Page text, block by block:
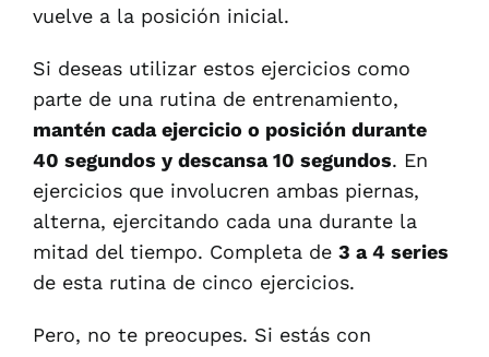
vuelve a la posición inicial.
Si deseas utilizar estos ejercicios como
parte de una rutina de entrenamiento,
mantén cada ejercicio o posición durante
40 segundos y descansa 10 segundos. En
ejercicios que involucren ambas piernas,
alterna, ejercitando cada una durante la
mitad del tiempo. Completa de 3 a 4 series
de esta rutina de cinco ejercicios.
Pero, no te preocupes. Si estás con